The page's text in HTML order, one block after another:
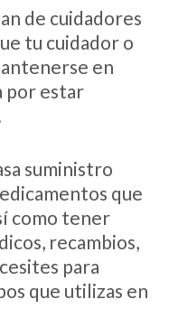
de cuidadores
tu cuidador o
en
por estar
suministro
que
como tener
recambios,
para
que utilizas en